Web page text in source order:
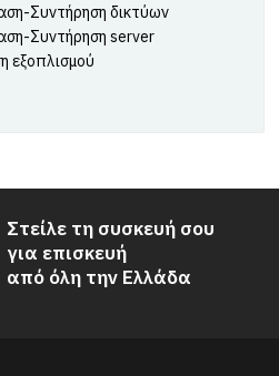
Συντήρηση δικτύων
Συντήρηση server
εξοπλισμού
Στείλε τη συσκευή σου
για επισκευή
από όλη την Ελλάδα